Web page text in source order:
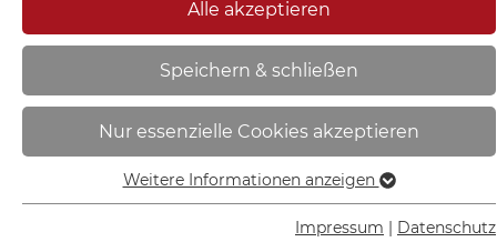
Mein Warenkorb
Sie sind hier: Start
Rohrpfosten | aus feuerverzinktem
Stahl - 90.2782
Alle akzeptieren
Speichern & schließen
Nur essenzielle Cookies akzeptieren
Essenziell
Essenzielle Cookies werden für grundlegende Funktionen
Weitere Informationen anzeigen
Impressum Datenschutz